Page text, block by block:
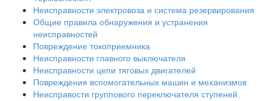
Неисправности электровоза и система резервирования
Общие правила обнаружения и устранения
неисправностей
Повреждение токоприемника
Неисправности главного выключателя
Неисправности цепи тяговых двигателей
Повреждения вспомогательных машин и механизмов
Неисправости группового переключателя ступеней